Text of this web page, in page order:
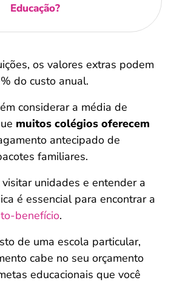
Educação?
os valores extras podem
do custo anual.
considerar a média de
muitos colégios oferecem
antecipado de
familiares.
unidades e entender a
é essencial para encontrar a
benefício.
de uma escola particular,
cabe no seu orçamento
educacionais que você